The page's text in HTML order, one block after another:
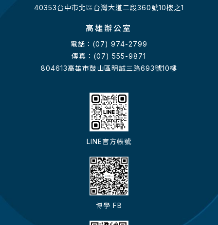
40353台中市北區台灣大道二段360號10樓之1
高雄辦公室
電話：(07) 974-2799
傳真：(07) 555-9871
804613高雄市鼓山區明誠三路693號10樓
LINE官方帳號
博學 FB